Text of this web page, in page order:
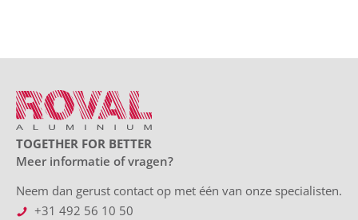
TOGETHER FOR BETTER
Meer informatie of vragen?
Neem dan gerust contact op met één van onze specialisten.
+31 492 56 10 50